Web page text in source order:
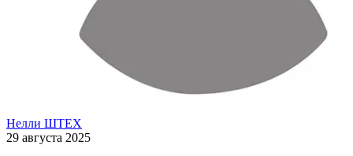
Нелли ШТЕХ
29 августа 2025